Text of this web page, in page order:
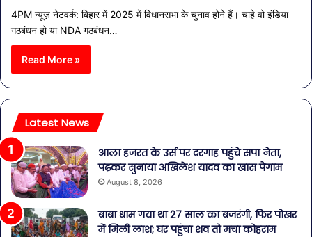
4PM न्यूज़ नेटवर्क: बिहार में 2025 में विधानसभा के चुनाव होने हैं। चाहे वो इंडिया
गठबंधन हो या NDA गठबंधन…
Read More »
Latest News
आला हजरत के उर्स पर दरगाह पहुंचे सपा नेता,
पढ़कर सुनाया अखिलेश यादव का खास पैगाम
August 8, 2026
बाबा धाम गया था 27 साल का बजरंगी, फिर पोखर
में मिली लाश; घर पहुंचा शव तो मचा कोहराम